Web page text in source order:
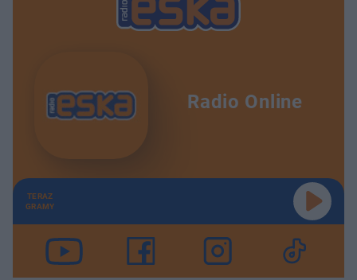
Radio Online
TERAZ
GRAMY